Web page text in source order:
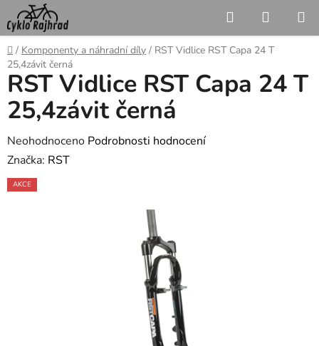
Přejít
na
obsah
Hledat
KOŠÍK
Domů
/ Komponenty a náhradní díly / RST Vidlice RST Capa 24 T
25,4závit černá
RST Vidlice RST Capa 24 T
25,4závit černá
Průměrné
hodnocení
produktu
Neohodnoceno Podrobnosti hodnocení
Značka: RST
AKCE